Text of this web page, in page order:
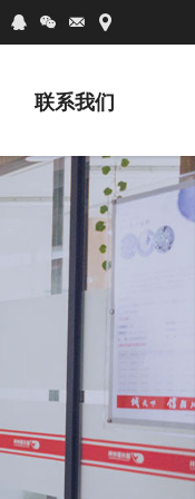
联系我们